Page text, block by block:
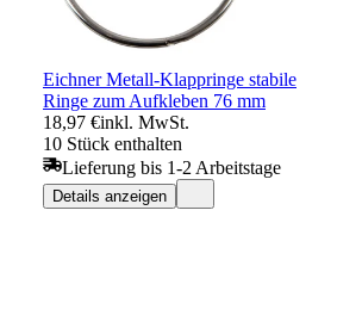
Eichner Metall-Klappringe stabile
Ringe zum Aufkleben 76 mm
18,97 €inkl. MwSt.
10 Stück enthalten
Lieferung bis 1-2 Arbeitstage
Details anzeigen